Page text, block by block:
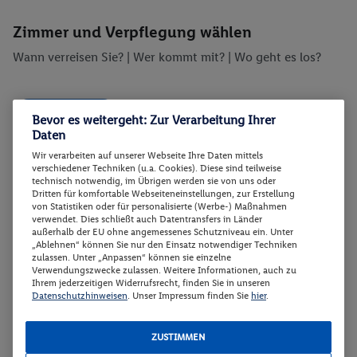
Zimmer und Verpflegung wählen
Wann verreisen Sie? | Wer kommt mit? | Wo geht es los?
Filtern (0) Preis aufsteigend
Wechselkurs 1 € = 0.93 CHF
Doppelzimmer, Komfort, seitl.
Meerblick o. Poolblick, Klimaanlage,
Bad, Balkon o. Ter
Zimmerdetails
o. Poolblick, Klimaanlage, Bad, Balkon o.
Ter
Bevor es weitergeht: Zur Verarbeitung Ihrer
Daten
Wir verarbeiten auf unserer Webseite Ihre Daten mittels
verschiedener Techniken (u.a. Cookies). Diese sind teilweise
technisch notwendig, im Übrigen werden sie von uns oder
Dritten für komfortable Webseiteneinstellungen, zur Erstellung
von Statistiken oder für personalisierte (Werbe-) Maßnahmen
verwendet. Dies schließt auch Datentransfers in Länder
außerhalb der EU ohne angemessenes Schutzniveau ein. Unter
„Ablehnen“ können Sie nur den Einsatz notwendiger Techniken
zulassen. Unter „Anpassen“ können sie einzelne
Verwendungszwecke zulassen. Weitere Informationen, auch zu
Ihrem jederzeitigen Widerrufsrecht, finden Sie in unseren
Datenschutzhinweisen. Unser Impressum finden Sie hier.
ZUSTIMMEN